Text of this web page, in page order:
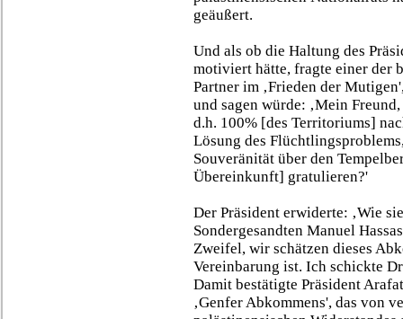
geäußert.
Und als ob die Haltung des
motiviert hätte, fragte einer der
Partner im ‚Frieden der
und sagen würde: ‚Mein
d.h. 100% [des Territoriums]
Lösung des
Souveränität über den
Übereinkunft] gratulieren?'
Der Präsident erwiderte: ‚Wie
Sondergesandten Manuel
Zweifel, wir schätzen dieses
Vereinbarung ist. Ich schickte
Damit bestätigte Präsident
‚Genfer Abkommens', das von